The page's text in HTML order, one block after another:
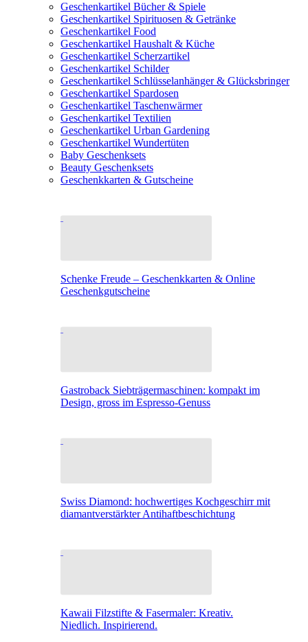
Geschenkartikel Bücher & Spiele
Geschenkartikel Spirituosen & Getränke
Geschenkartikel Food
Geschenkartikel Haushalt & Küche
Geschenkartikel Scherzartikel
Geschenkartikel Schilder
Geschenkartikel Schlüsselanhänger & Glücksbringer
Geschenkartikel Spardosen
Geschenkartikel Taschenwärmer
Geschenkartikel Textilien
Geschenkartikel Urban Gardening
Geschenkartikel Wundertüten
Baby Geschenksets
Beauty Geschenksets
Geschenkkarten & Gutscheine
Schenke Freude – Geschenkkarten & Online
Geschenkgutscheine
Gastroback Siebträgermaschinen: kompakt im
Design, gross im Espresso-Genuss
Swiss Diamond: hochwertiges Kochgeschirr mit
diamantverstärkter Antihaftbeschichtung
Kawaii Filzstifte & Fasermaler: Kreativ.
Niedlich. Inspirierend.